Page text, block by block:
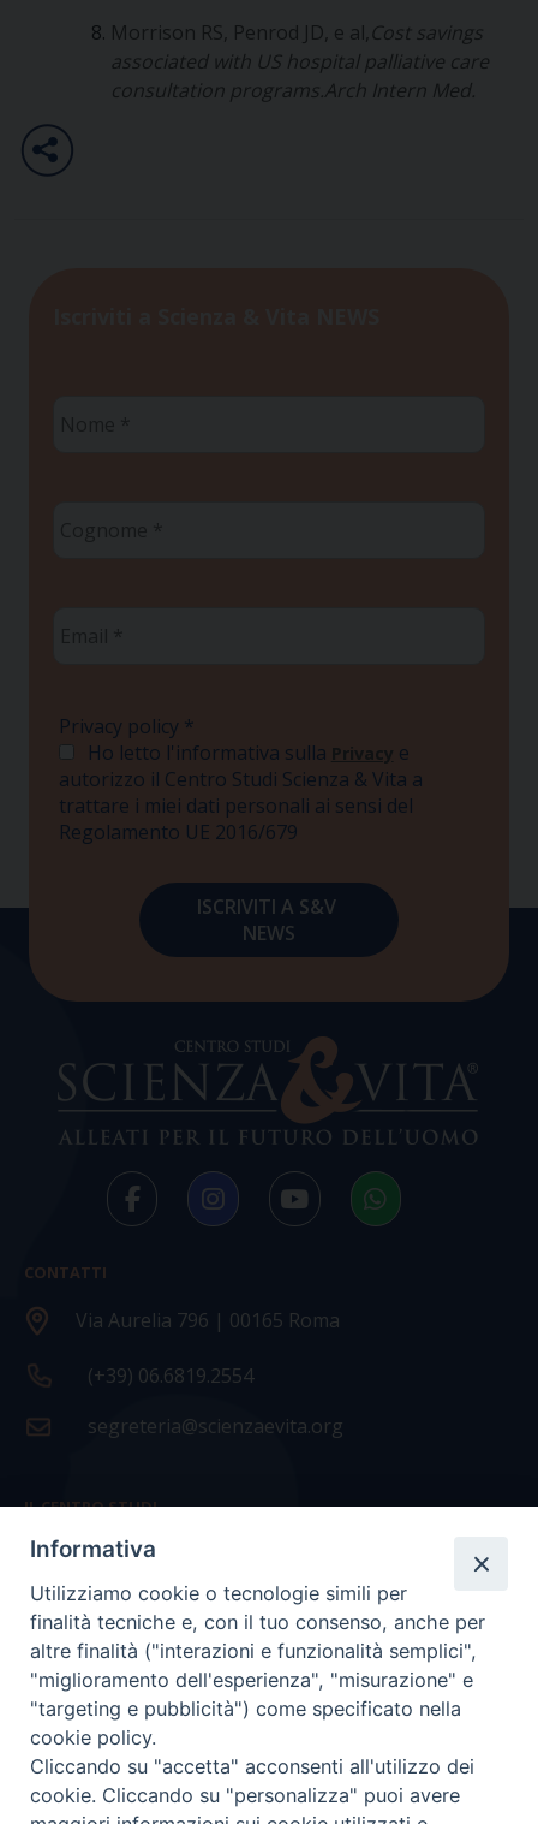
Morrison RS, Penrod JD, e al, Cost savings
associated with US hospital palliative care
consultation programs.Arch Intern Med.
Privacy policy *
Ho letto l'informativa sulla Privacy e
autorizzo il Centro Studi Scienza & Vita a
trattare i miei dati personali ai sensi del
Regolamento UE 2016/679
CONTATTI
Via Aurelia 796 | 00165 Roma
(+39) 06.6819.2554
segreteria@scienzaevita.org
IL CENTRO STUDI
La nostra storia
Statuto
Presidenza e ufficio presidenza
Consiglio scientifico
Coordinamento nazionale
Informativa
Utilizziamo cookie o tecnologie simili per
finalità tecniche e, con il tuo consenso, anche per
altre finalità ("interazioni e funzionalità semplici",
"miglioramento dell'esperienza", "misurazione" e
"targeting e pubblicità") come specificato nella
cookie policy.
Cliccando su "accetta" acconsenti all'utilizzo dei
cookie. Cliccando su "personalizza" puoi avere